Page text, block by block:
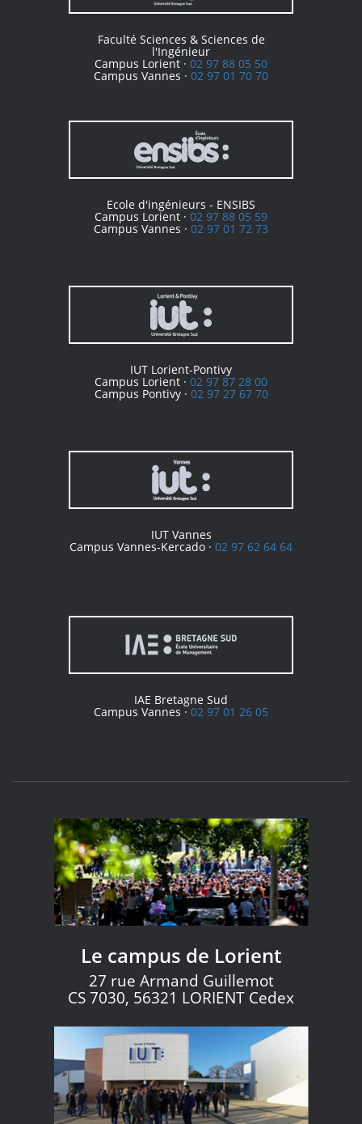
Faculté Sciences & Sciences de
l'Ingénieur
Campus Lorient · 02 97 88 05 50
Campus Vannes · 02 97 01 70 70
Ecole d'ingénieurs - ENSIBS
Campus Lorient · 02 97 88 05 59
Campus Vannes · 02 97 01 72 73
IUT Lorient-Pontivy
Campus Lorient · 02 97 87 28 00
Campus Pontivy · 02 97 27 67 70
IUT Vannes
Campus Vannes-Kercado · 02 97 62 64 64
IAE Bretagne Sud
Campus Vannes ·02 97 01 26 05
Le campus de Lorient
27 rue Armand Guillemot
CS 7030, 56321 LORIENT Cedex